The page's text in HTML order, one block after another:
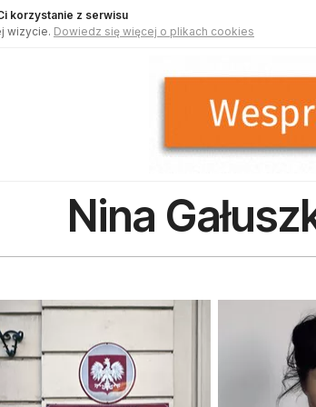
korzystanie z serwisu
wizycie. Dowiedz się więcej o plikach cookies
Nina